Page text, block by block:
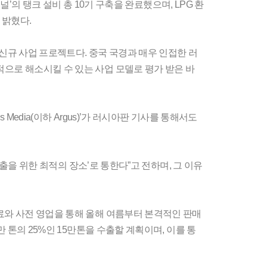
’의 탱크 설비 총 10기 구축을 완료했으며, LPG 환
혔다.
사업 프로젝트다. 중국 국경과 매우 인접한 러
로 해소시킬 수 있는 사업 모델로 평가 받은 바
이하 Argus)’가 러시아판 기사를 통해서도
위한 최적의 장소’로 통한다”고 전하며, 그 이유
사전 영업을 통해 올해 여름부터 본격적인 판매
톤의 25%인 15만톤을 수출할 계획이며, 이를 통